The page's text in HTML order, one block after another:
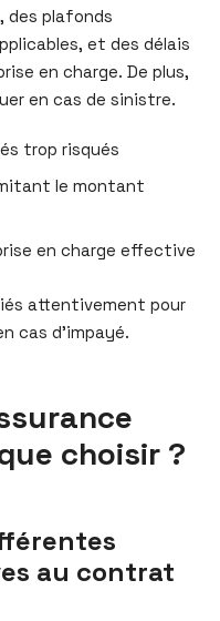
des plafonds
et des délais
en charge. De plus,
en cas de sinistre.
trop risqués
le montant
en charge effective
attentivement pour
cas d’impayé.
choisir ?
au contrat